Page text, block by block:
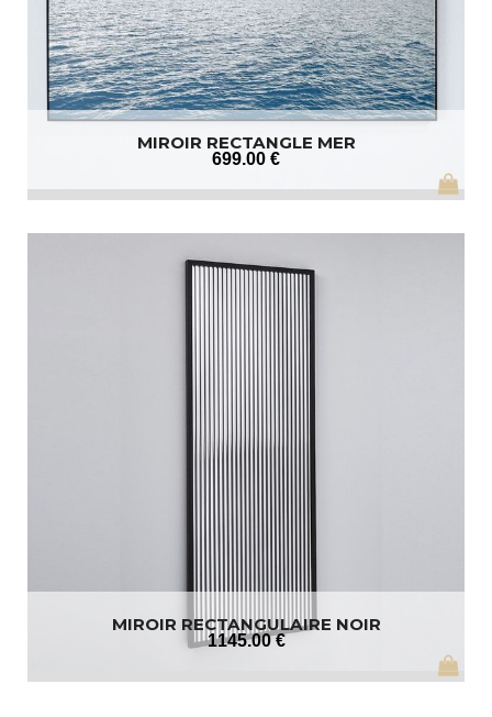
MIROIR RECTANGLE MER
699.00 €
MIROIR RECTANGULAIRE NOIR
1145.00 €